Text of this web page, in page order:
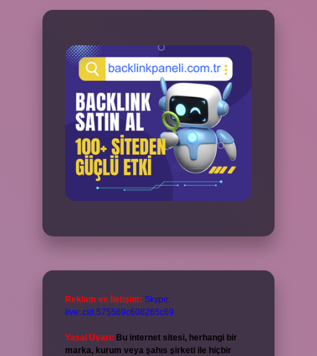
Reklam ve İletişim: Skype:
live:.cid.575569c608265c69
Yasal Uyarı: Bu internet sitesi, herhangi bir
marka, kurum veya şahıs şirketi ile hiçbir